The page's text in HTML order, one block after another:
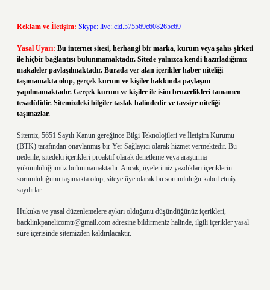
Reklam ve İletişim: Skype: live:.cid.575569c608265c69
Yasal Uyarı: Bu internet sitesi, herhangi bir marka, kurum veya şahıs şirketi
ile hiçbir bağlantısı bulunmamaktadır. Sitede yalnızca kendi hazırladığımız
makaleler paylaşılmaktadır. Burada yer alan içerikler haber niteliği
taşımamakta olup, gerçek kurum ve kişiler hakkında paylaşım
yapılmamaktadır. Gerçek kurum ve kişiler ile isim benzerlikleri tamamen
tesadüfidir. Sitemizdeki bilgiler taslak halindedir ve tavsiye niteliği
taşımazlar.
Sitemiz, 5651 Sayılı Kanun gereğince Bilgi Teknolojileri ve İletişim Kurumu
(BTK) tarafından onaylanmış bir Yer Sağlayıcı olarak hizmet vermektedir. Bu
nedenle, sitedeki içerikleri proaktif olarak denetleme veya araştırma
yükümlülüğümüz bulunmamaktadır. Ancak, üyelerimiz yazdıkları içeriklerin
sorumluluğunu taşımakta olup, siteye üye olarak bu sorumluluğu kabul etmiş
sayılırlar.
Hukuka ve yasal düzenlemelere aykırı olduğunu düşündüğünüz içerikleri,
backlinkpanelicomtr@gmail.com adresine bildirmeniz halinde, ilgili içerikler yasal
süre içerisinde sitemizden kaldırılacaktır.